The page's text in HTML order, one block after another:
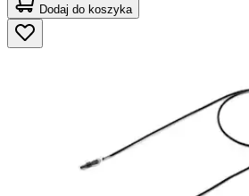
Dodaj do koszyka